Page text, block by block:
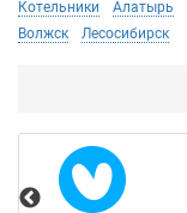
Котельники
Алатырь
Волжск
Лесосибирск